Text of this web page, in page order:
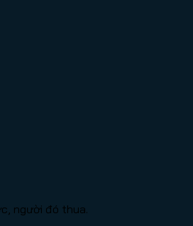
người đó thua.